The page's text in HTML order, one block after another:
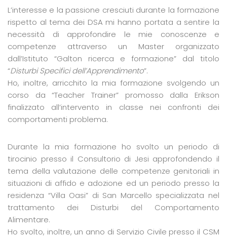
L’interesse e la passione cresciuti durante la formazione
rispetto al tema dei DSA mi hanno portata a sentire la
necessità di approfondire le mie conoscenze e
competenze attraverso un Master organizzato
dall’Istituto “Galton ricerca e formazione” dal titolo
“Disturbi Specifici dell’Apprendimento”.
Ho, inoltre, arricchito la mia formazione svolgendo un
corso da “Teacher Trainer” promosso dalla Erikson
finalizzato all’intervento in classe nei confronti dei
comportamenti problema.
Durante la mia formazione ho svolto un periodo di
tirocinio presso il Consultorio di Jesi approfondendo il
tema della valutazione delle competenze genitoriali in
situazioni di affido e adozione ed un periodo presso la
residenza “Villa Oasi” di San Marcello specializzata nel
trattamento dei Disturbi del Comportamento
Alimentare.
Ho svolto, inoltre, un anno di Servizio Civile presso il CSM